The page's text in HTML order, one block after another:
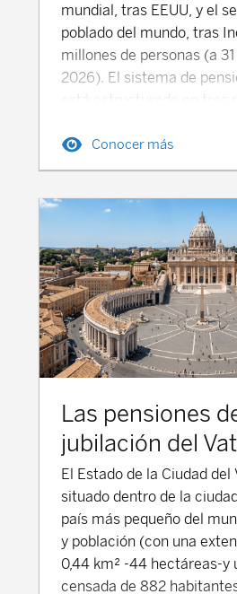
mundial, tras EEUU, y el
poblado del mundo, tras
millones de personas (a
2026). El sistema de
está estructurado en tres
públicas y prestaciones
complementarias, que
adecuados para las
Pensión Pública en China
Seguro Básico de Vejez-
*yǎnglǎo bǎoxiǎn) es el
obligatorio, dirigido a los
cuenta ajena urbanos y
para los trabajadores
trabajan en diferentes
de seguridad social a una
envejecida, garantizando,
tiempo, la sostenibilidad
pensiones. El Seguro
administrado por el
tiene diferencias en los
prestación dependiendo de
Cotizaciones La pensión
Conocer más
Las pensiones
jubilación del
El Estado de la Ciudad del
situado dentro de la
país más pequeño del
y población (con una
0,44 km² -44 hectáreas-y
censada de 882